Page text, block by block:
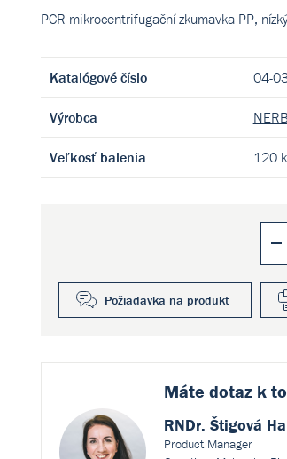
PCR mikrocentrifugační zkumavka PP,
Katalógové číslo 04-
Výrobca
Veľkosť balenia 120
Požiadavka na produkt
Máte dotaz k
RNDr. Štigová
Product Manager